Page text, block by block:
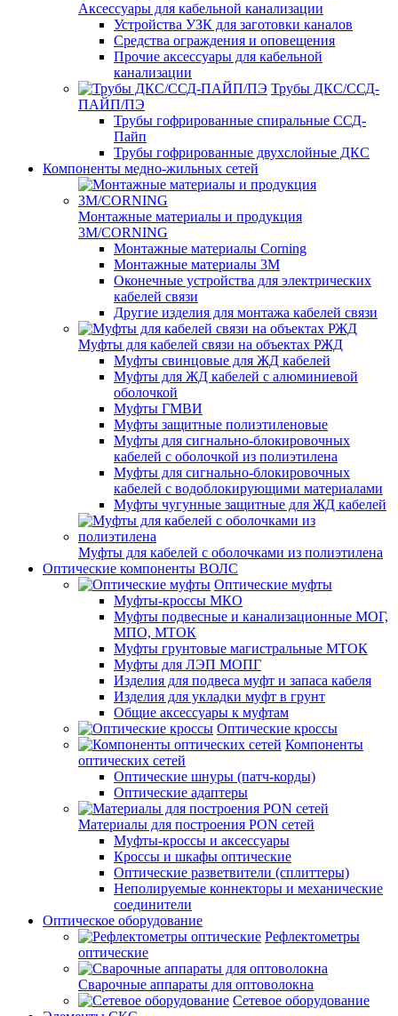
Аксессуары для кабельной канализации
Устройства УЗК для заготовки каналов
Средства ограждения и оповещения
Прочие аксессуары для кабельной
канализации
Трубы ДКС/ССД-
ПАЙП/ПЭ
Трубы гофрированные спиральные ССД-
Пайп
Трубы гофрированные двухслойные ДКС
Компоненты медно-жильных сетей
Монтажные материалы и продукция
3M/CORNING
Монтажные материалы Corning
Монтажные материалы 3M
Оконечные устройства для электрических
кабелей связи
Другие изделия для монтажа кабелей связи
Муфты для кабелей связи на объектах РЖД
Муфты свинцовые для ЖД кабелей
Муфты для ЖД кабелей с алюминиевой
оболочкой
Муфты ГМВИ
Муфты защитные полиэтиленовые
Муфты для сигнально-блокировочных
кабелей с оболочкой из полиэтилена
Муфты для сигнально-блокировочных
кабелей с водоблокирующими материалами
Муфты чугунные защитные для ЖД кабелей
Муфты для кабелей с оболочками из полиэтилена
Оптические компоненты ВОЛС
Оптические муфты
Муфты-кроссы МКО
Муфты подвесные и канализационные МОГ,
МПО, МТОК
Муфты грунтовые магистральные МТОК
Муфты для ЛЭП МОПГ
Изделия для подвеса муфт и запаса кабеля
Изделия для укладки муфт в грунт
Общие аксессуары к муфтам
Оптические кроссы
Компоненты
оптических сетей
Оптические шнуры (патч-корды)
Оптические адаптеры
Материалы для построения PON сетей
Муфты-кроссы и аксессуары
Кроссы и шкафы оптические
Оптические разветвители (сплиттеры)
Неполируемые коннекторы и механические
соединители
Оптическое оборудование
Рефлектометры
оптические
Сварочные аппараты для оптоволокна
Сетевое оборудование